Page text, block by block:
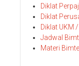
Diklat
Diklat
Diklat UKM
Jadwal
Materi